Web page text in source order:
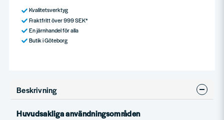
Kvalitetsverktyg
Fraktfritt över 999 SEK*
En järnhandel för alla
Butik i Göteborg
Beskrivning
Huvudsakliga användningsområden